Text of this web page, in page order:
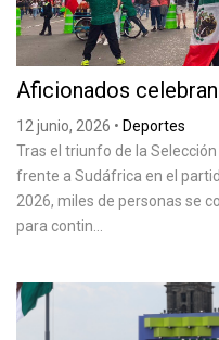
Aficionados
12 junio, 2026 • Deportes
Tras el triunfo de la
frente a Sudáfrica en el
2026, miles de personas se
para contin...